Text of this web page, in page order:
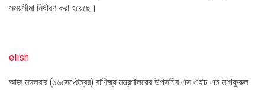
সময়সীমা নির্ধারণ করা হয়েছে।
elish
আজ মঙ্গলবার (১৬সেপ্টেম্বর) বাণিজ্য মন্ত্রণালয়ের উপসচিব এস এইচ এম মাগফুরুল